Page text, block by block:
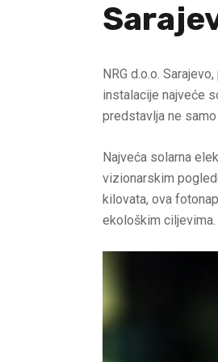
NRG d.o.o.
instalacije najveće
predstavlja ne
Najveća solarna
vizionarskim
kilovata, ova
ekološkim ciljevima.